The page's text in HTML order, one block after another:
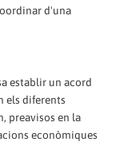
d'una
establir un acord
els diferents
preavisos en la
econòmiques